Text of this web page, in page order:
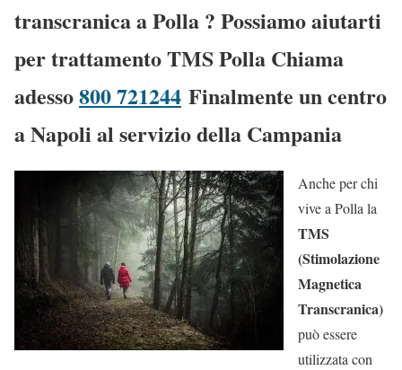
transcranica a Polla ? Possiamo aiutarti
per trattamento TMS Polla Chiama
adesso800 721244 Finalmente un centro
a Napoli al servizio della Campania
Anche per chi
vive a Polla la
TMS
(Stimolazione
Magnetica
Transcranica)
può essere
utilizzata con